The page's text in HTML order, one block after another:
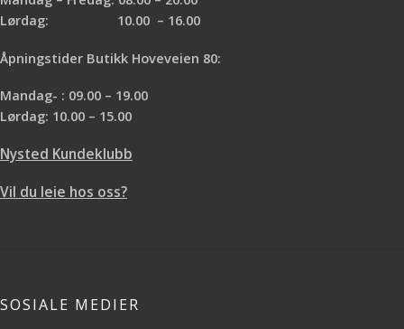
Lørdag: 10.00 – 16.00
Åpningstider Butikk Hoveveien 80:
Mandag- : 09.00 – 19.00
Lørdag: 10.00 – 15.00
Nysted Kundeklubb
Vil du leie hos oss?
SOSIALE MEDIER